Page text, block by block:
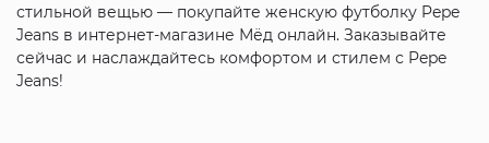
стильной вещью — покупайте женскую футболку Pepe
Jeans в интернет-магазине Мёд онлайн. Заказывайте
сейчас и наслаждайтесь комфортом и стилем с Pepe
Jeans!